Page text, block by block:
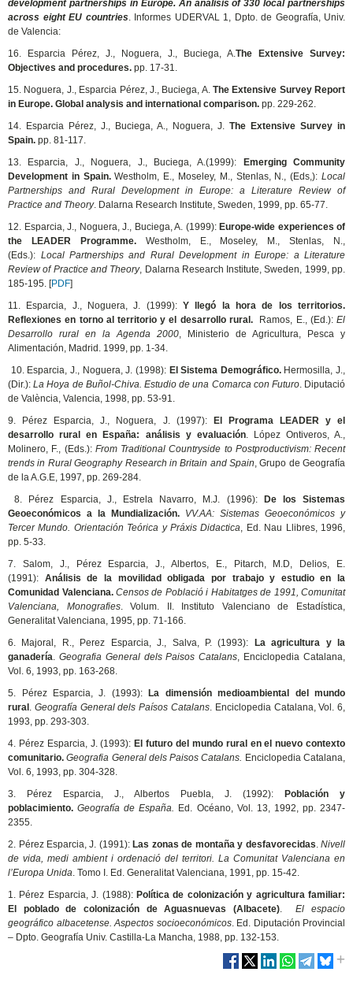
development partnerships in Europe. An análisis of 330 local partnerships
across eight EU countries. Informes UDERVAL 1, Dpto. de Geografía, Univ.
de Valencia:
16. Esparcia Pérez, J., Noguera, J., Buciega, A.The Extensive Survey:
Objectives and procedures. pp. 17-31.
15. Noguera, J., Esparcia Pérez, J., Buciega, A. The Extensive Survey Report
in Europe. Global analysis and international comparison.pp. 229-262.
14. Esparcia Pérez, J., Buciega, A., Noguera, J.The Extensive Survey in
Spain.pp. 81-117.
13. Esparcia, J., Noguera, J., Buciega, A.(1999):
Emerging Community
Development in Spain.Westholm, E., Moseley, M., Stenlas, N., (Eds,):Local
Partnerships and Rural Development in Europe: a Literature Review of
Practice and Theory. Dalarna Research Institute, Sweden, 1999, pp. 65-77.
12. Esparcia, J., Noguera, J., Buciega, A. (1999): Europe-wide experiences of
the LEADER Programme. Westholm, E., Moseley, M., Stenlas, N.,
(Eds.): Local Partnerships and Rural Development in Europe: a Literature
Review of Practice and Theory, Dalarna Research Institute, Sweden, 1999, pp.
185-195. [PDF]
11. Esparcia, J., Noguera, J. (1999):Y llegó la hora de los territorios.
Reflexiones en torno al territorio y el desarrollo rural.
Ramos, E., (Ed.):El
Desarrollo rural en la Agenda 2000, Ministerio de Agricultura, Pesca y
Alimentación, Madrid. 1999, pp. 1-34.
10. Esparcia, J., Noguera, J. (1998): El Sistema Demográfico. Hermosilla, J.,
(Dir.):La Hoya de Buñol-Chiva. Estudio de una Comarca con Futuro. Diputació
de València, Valencia, 1998, pp. 53-91.
9. Pérez Esparcia, J., Noguera, J. (1997): El Programa LEADER y el
desarrollo rural en España: análisis y evaluación. López Ontiveros, A.,
Molinero, F., (Eds.): From Traditional Countryside to Postproductivism: Recent
trends in Rural Geography Research in Britain and Spain, Grupo de Geografía
de la A.G.E, 1997, pp. 269-284.
8. Pérez Esparcia, J., Estrela Navarro, M.J. (1996): De los Sistemas
Geoeconómicos a la Mundialización. VV.AA: Sistemas Geoeconómicos y
Tercer Mundo. Orientación Teórica y Práxis Didactica, Ed. Nau Llibres, 1996,
pp. 5-33.
7. Salom, J., Pérez Esparcia, J., Albertos, E., Pitarch, M.D, Delios, E.
(1991): Análisis de la movilidad obligada por trabajo y estudio en la
Comunidad Valenciana. Censos de Població i Habitatges de 1991, Comunitat
Valenciana, Monografies. Volum. II. Instituto Valenciano de Estadística,
Generalitat Valenciana, 1995, pp. 71-166.
6. Majoral, R., Perez Esparcia, J., Salva, P. (1993): La agricultura y la
ganadería
Geografia General dels Paisos Catalans , Enciclopedia Catalana,
Vol. 6, 1993, pp. 163-268.
5. Pérez Esparcia, J. (1993):La dimensión medioambiental del mundo
rural Geografía General dels Paísos Catalans. Enciclopedia Catalana, Vol. 6,
1993, pp. 293-303.
4. Pérez Esparcia, J. (1993):El futuro del mundo rural en el nuevo contexto
comunitario.Geografia General dels Paisos Catalans. Enciclopedia Catalana,
Vol. 6, 1993, pp. 304-328.
3. Pérez Esparcia, J., Albertos Puebla, J. (1992):Población y
poblacimiento. Geografía de España.
Ed. Océano, Vol. 13, 1992, pp. 2347-
2355.
2. Pérez Esparcia, J. (1991):Las zonas de montaña y desfavorecidas .Nivell
de vida, medi ambient i ordenació del territori.La Comunitat Valenciana en
l’Europa Unida . Tomo I. Ed. Generalitat Valenciana, 1991, pp. 15-42.
1. Pérez Esparcia, J. (1988):Política de colonización y agricultura familiar:
El poblado de colonización de Aguasnuevas (Albacete) .El espacio
geográfico albacetense. Aspectos socioeconómicos. Ed. Diputación Provincial
– Dpto. Geografía Univ. Castilla-La Mancha, 1988, pp. 132-153.